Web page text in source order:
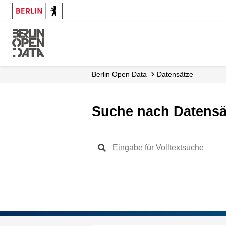
Skip
main
content
Berlin Open Data Datensätze
Suche nach